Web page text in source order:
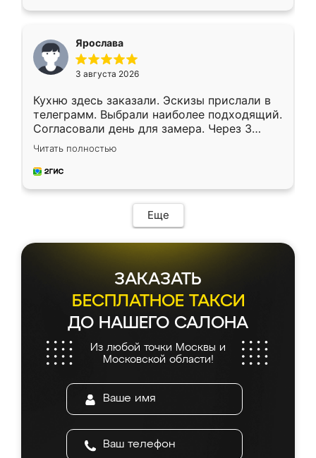
Ярослава
3 августа 2026
Кухню здесь заказали. Эскизы прислали в
телеграмм. Выбрали наиболее подходящий.
Согласовали день для замера. Через 3
недели кухня была уже готова. Остались
довольны работой. Спасибо Ренессанс
мебель за качественную работу!
Читать полностью
Еще
ЗАКАЗАТЬ
БЕСПЛАТНОЕ ТАКСИ
ДО НАШЕГО САЛОНА
Из любой точки Москвы и
Московской области!